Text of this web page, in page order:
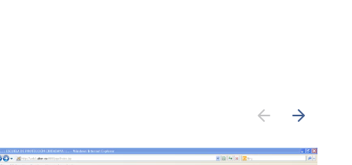
de vídeo